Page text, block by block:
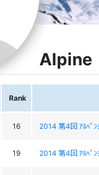
Alpine
Rank
16 2014 第4回 ｱﾙﾍﾟﾝ
19 2014 第4回 ｱﾙﾍﾟﾝ